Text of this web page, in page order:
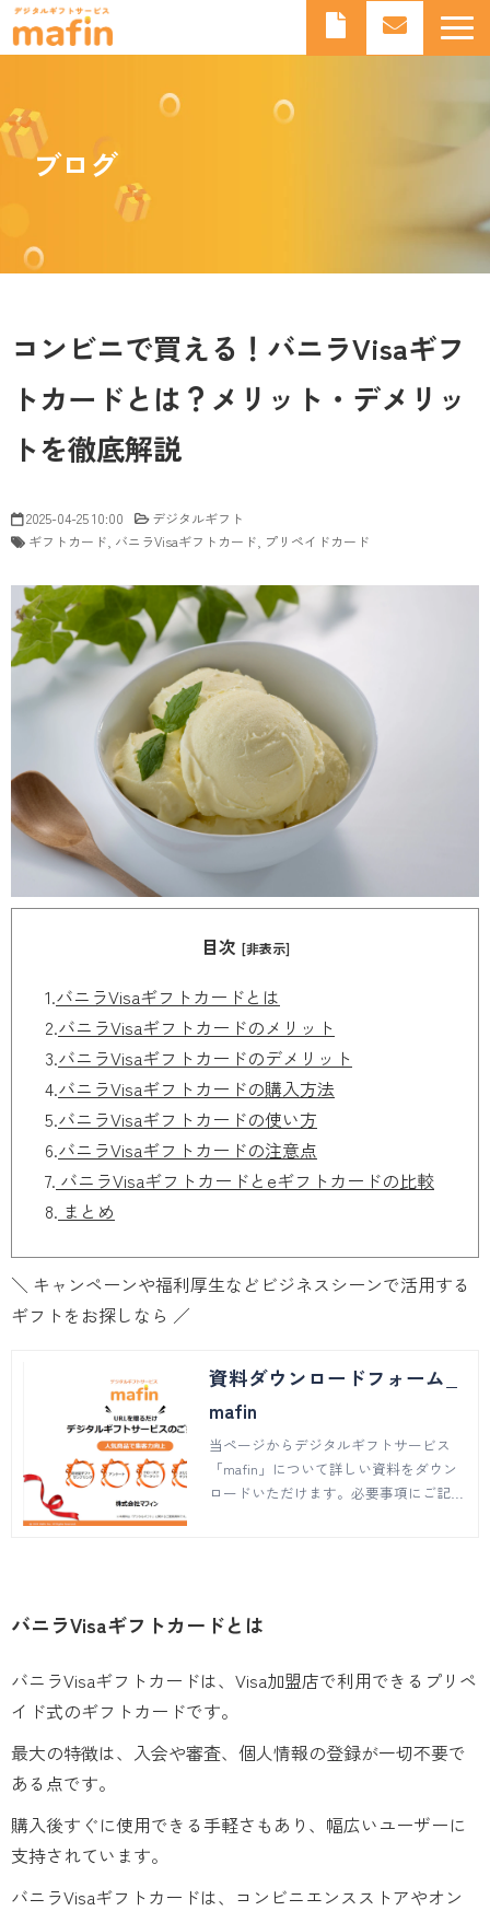
デジタルギフトサービスmafinとは
よくあるご質問
ブログ
ブログ
コンビニで買える！バニラVisaギフ
トカードとは？メリット・デメリッ
トを徹底解説
2025-04-25 10:00
デジタルギフト
ギフトカード バニラVisaギフトカード プリペイドカード
目次 [非表示]
1.バニラVisaギフトカードとは
2.バニラVisaギフトカードのメリット
3.バニラVisaギフトカードのデメリット
4.バニラVisaギフトカードの購入方法
5.バニラVisaギフトカードの使い方
6.バニラVisaギフトカードの注意点
7. バニラVisaギフトカードとeギフトカードの比較
8. まとめ
＼ キャンペーンや福利厚生などビジネスシーンで活用する
ギフトをお探しなら ／
資料ダウンロードフォーム_
mafin
当ページからデジタルギフトサービス
「mafin」について詳しい資料をダウン
ロードいただけます。必要事項にご記入
バニラVisaギフトカードとは
バニラVisaギフトカードは、Visa加盟店で利用できるプリペ
イド式のギフトカードです。
最大の特徴は、入会や審査、個人情報の登録が一切不要で
ある点です。
購入後すぐに使用できる手軽さもあり、幅広いユーザーに
支持されています。
バニラVisaギフトカードは、コンビニエンスストアやオン